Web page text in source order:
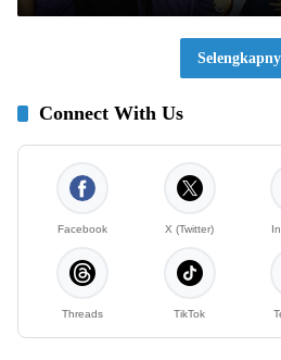
Connect With Us
Facebook X (Twitter)
Threads TikTok